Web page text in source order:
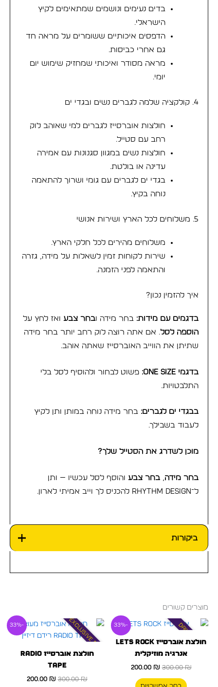
בדים נעימים ונושמים שמתאימים לקיץ
הישראלי.
הדפסים איכותיים ששומרים על מראה חד
גם אחרי כביסות.
מראה מסודר ואיכותי שמחזיק שימוש יום
יומי.
4. קולקציה שלמה לגברים נשים ובגדי ים
חולצות אוברסייז לגברים למי שאוהב לוק
רחב עם סטייל.
חולצות נשים במגוון סגנונות עם אמירה
עדינה או בולטת.
בגדי ים לגברים עם גומי ושרוך להתאמה
נוחה בקיץ.
5. משלוחים לכל הארץ ושירות אנושי
משלוחים מהירים לכל חלקי הארץ.
שירות לקוחות זמין לשאלות על מידה, גזרה
והתאמה לפני הזמנה.
איך להזמין נכון?
בדגמים עם מידות: בחר מידה ובחר צבע ואז לחץ על
הוספה לסל. אם אתה רוצה לוק רחב יותר בחר מידה
שתיתן את הווייב האוברסייז שאתה אוהב.
בדגמי ONE SIZE:
פשוט לבחור ולהוסיף לסל בלי
התלבטויות.
בבגדי ים לגברים: בחר מידה נוחה במותן ותן לקיץ
לעבוד בשבילך.
מוכן לשדרג את הסטייל שלך?
בחר מידה בחר צבע והוסף לסל עכשיו — ותן
ל־Rhythm Design להכניס לך וייב אמיתי לארון.
ביקורות
מוצרים קשורים
-33% Daily Wear
חולצת אוברסייז Lets Rock
אנרגיה מוזיקלית
300.00₪
המחיר
היה:
300.00 ₪.
200.00 ₪
המחיר
הנוכחי
הוא:
200.00 ₪.
למוצר
יש
מספר
סוגים.
-33% Exclusive Drop
חולצת אוברסייז Radio
Tape
300.00₪
המחיר
היה:
200.00 ₪
המחיר
הנוכחי
הוא:
למוצר
זה
מספר
ניתן